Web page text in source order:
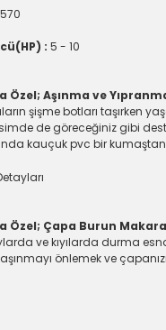
570
: 5 - 10
Aşınma ve
şişme botları taşırken
de göreceğiniz gibi
kauçuk pvc bir
Çapa Burun
ve kıyılarda durma
önlemek ve